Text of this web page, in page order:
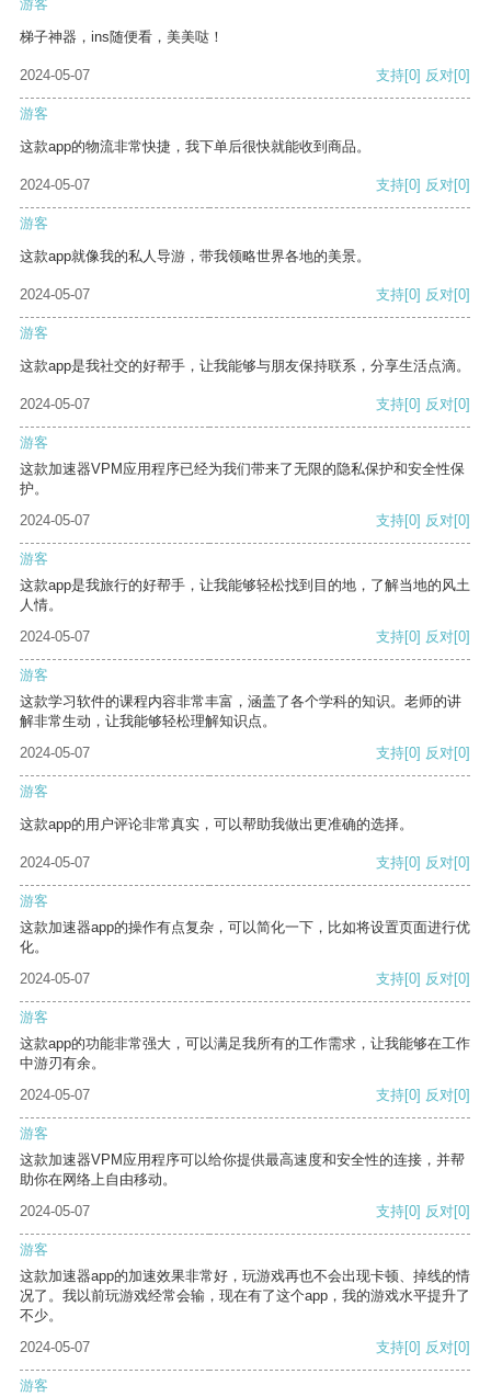
游客
梯子神器，ins随便看，美美哒！
2024-05-07 支持[0] 反对[0]
游客
这款app的物流非常快捷，我下单后很快就能收到商品。
2024-05-07 支持[0] 反对[0]
游客
这款app就像我的私人导游，带我领略世界各地的美景。
2024-05-07 支持[0] 反对[0]
游客
这款app是我社交的好帮手，让我能够与朋友保持联系，分享生活点滴。
2024-05-07 支持[0] 反对[0]
游客
这款加速器VPM应用程序已经为我们带来了无限的隐私保护和安全性保
护。
2024-05-07
支持[0] 反对[0]
游客
这款app是我旅行的好帮手，让我能够轻松找到目的地，了解当地的风土
人情。
2024-05-07
支持[0] 反对[0]
游客
这款学习软件的课程内容非常丰富，涵盖了各个学科的知识。老师的讲
解非常生动，让我能够轻松理解知识点。
2024-05-07
支持[0] 反对[0]
游客
这款app的用户评论非常真实，可以帮助我做出更准确的选择。
2024-05-07 支持[0] 反对[0]
游客
这款加速器app的操作有点复杂，可以简化一下，比如将设置页面进行优
化。
2024-05-07
支持[0] 反对[0]
游客
这款app的功能非常强大，可以满足我所有的工作需求，让我能够在工作
中游刃有余。
2024-05-07
支持[0] 反对[0]
游客
这款加速器VPM应用程序可以给你提供最高速度和安全性的连接，并帮
助你在网络上自由移动。
2024-05-07
支持[0] 反对[0]
游客
这款加速器app的加速效果非常好，玩游戏再也不会出现卡顿、掉线的情
况了。我以前玩游戏经常会输，现在有了这个app，我的游戏水平提升了
不少。
2024-05-07
支持[0] 反对[0]
游客